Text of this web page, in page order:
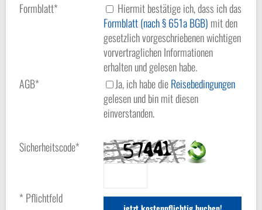
Formblatt*
Hiermit bestätige ich, dass ich das
Formblatt (nach § 651a BGB) mit den
gesetzlich vorgeschriebenen wichtigen
vorvertraglichen Informationen
erhalten und gelesen habe.
AGB*
Ja, ich habe dieReisebedingungen
gelesen und bin mit diesen
einverstanden.
Sicherheitscode*
* Pflichtfeld